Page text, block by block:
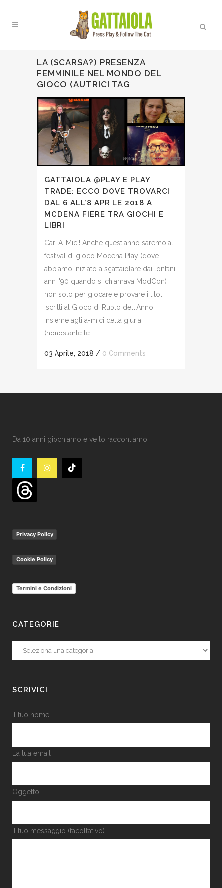
LA (SCARSA?) PRESENZA
FEMMINILE NEL MONDO DEL
GIOCO (AUTRICI TAG
GATTAIOLA @PLAY E PLAY
TRADE: ECCO DOVE TROVARCI
DAL 6 ALL’8 APRILE 2018 A
MODENA FIERE TRA GIOCHI E
LIBRI
Cari A-Mici! Anche quest'anno saremo al
festival di gioco Modena Play (dove
abbiamo iniziato a sgattaiolare dai lontani
anni '90 quando si chiamava ModCon),
non solo per giocare e provare i titoli
iscritti al Gioco di Ruolo dell'Anno
insieme agli a-mici della giuria
(nonostante le...
03 Aprile, 2018 / 0 Comments
Da 10 anni giochiamo e ve lo raccontiamo.
Privacy Policy
Cookie Policy
Termini e Condizioni
CATEGORIE
Categorie
SCRIVICI
Il tuo nome
La tua email
Oggetto
Il tuo messaggio (facoltativo)